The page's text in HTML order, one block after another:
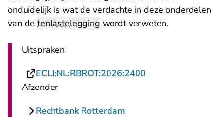
onduidelijk is wat de verdachte in deze onderdelen
van de tenlastelegging wordt verweten.
Uitspraken
ECLI:NL:RBROT:2026:2400
Afzender
Rechtbank Rotterdam